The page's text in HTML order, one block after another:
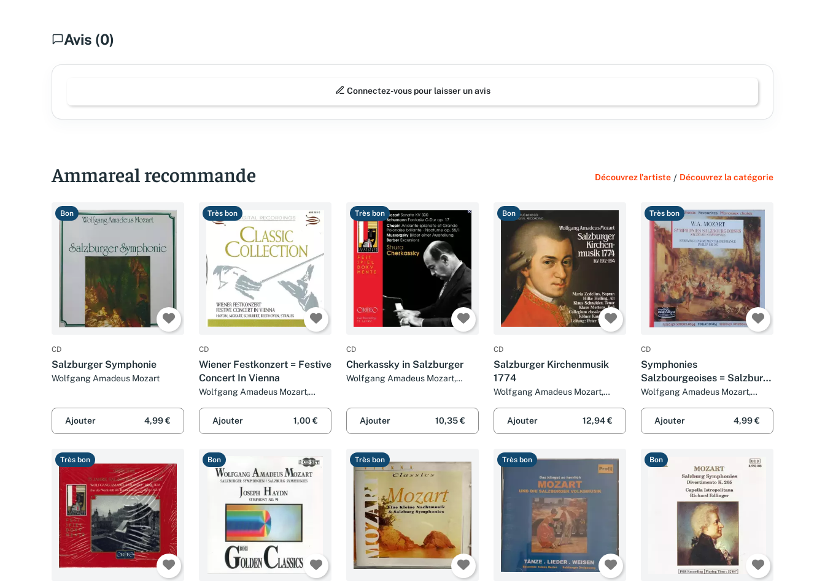
Avis (0)
Connectez-vous pour laisser un avis
Ammareal recommande Découvrez l'artiste / Découvrez la catégorie
Bon
CD
Salzburger Symphonie
Wolfgang Amadeus Mozart
Ajouter 4,99 €
Très bon
CD
Wiener Festkonzert = Festive
Concert In Vienna
Wolfgang Amadeus Mozart,
Schubert, Joseph Haydn et
Ludwig van Beethoven
Ajouter 1,00 €
Très bon
CD
Cherkassky in Salzburger
Wolfgang Amadeus Mozart,
Samuel Barber et Shura
Cherkassky
Ajouter 10,35 €
Bon
CD
Salzburger Kirchenmusik
1774
Wolfgang Amadeus Mozart,
Kammerchor, Maria Zedelius,
Collegium Classicum et Klaus
Ajouter 12,94 €
Très bon
CD
Symphonies
Salzbourgeoises = Salzburg
Symphonies
Wolfgang Amadeus Mozart,
France et Philip Bride
Ajouter 4,99 €
Très bon Bon Très bon Très bon Bon